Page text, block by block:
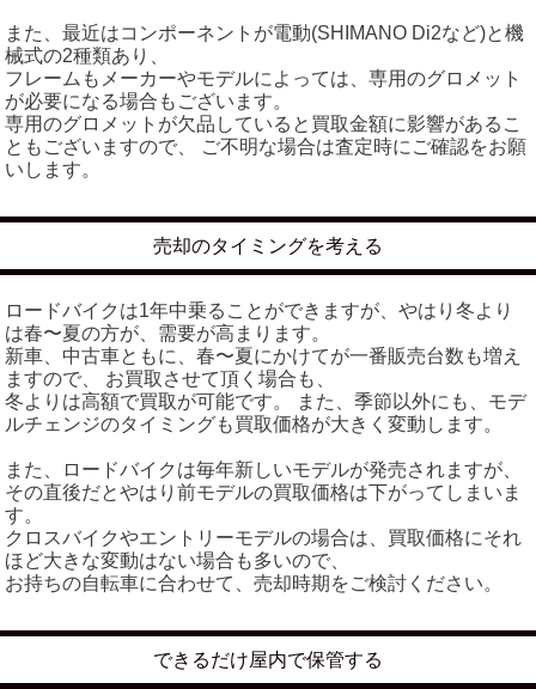
また、最近はコンポーネントが電動(SHIMANO Di2など)と機
械式の2種類あり、
フレームもメーカーやモデルによっては、専用のグロメット
が必要になる場合もございます。
専用のグロメットが欠品していると買取金額に影響があるこ
ともございますので、 ご不明な場合は査定時にご確認をお願
いします。
売却のタイミングを考える
ロードバイクは1年中乗ることができますが、やはり冬より
は春〜夏の方が、需要が高まります。
新車、中古車ともに、春〜夏にかけてが一番販売台数も増え
ますので、 お買取させて頂く場合も、
冬よりは高額で買取が可能です。 また、季節以外にも、モデ
ルチェンジのタイミングも買取価格が大きく変動します。
また、ロードバイクは毎年新しいモデルが発売されますが、
その直後だとやはり前モデルの買取価格は下がってしまいま
す。
クロスバイクやエントリーモデルの場合は、買取価格にそれ
ほど大きな変動はない場合も多いので、
お持ちの自転車に合わせて、売却時期をご検討ください。
できるだけ屋内で保管する